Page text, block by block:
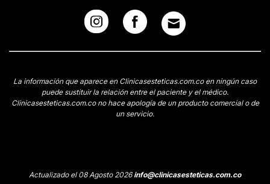
La información que aparece en Clinicasesteticas.com.co en ningún caso
puede sustituir la relación entre el paciente y el médico.
Clinicasesteticas.com.co no hace apología de un producto comercial o de
un servicio.
Actualizado el 08 Agosto 2026info@clinicasesteticas.com.co